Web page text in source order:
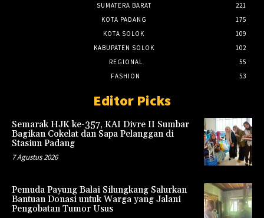
SUMATERA BARAT
221
KOTA PADANG
175
KOTA SOLOK
109
KABUPATEN SOLOK
102
REGIONAL
55
FASHION
53
Editor Picks
Semarak HJK ke-357, KAI Divre II Sumbar
Bagikan Cokelat dan Sapa Pelanggan di
Stasiun Padang
7 Agustus 2026
Pemuda Payung Balai Silungkang Salurkan
Bantuan Donasi untuk Warga yang Jalani
Pengobatan Tumor Usus